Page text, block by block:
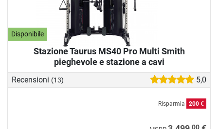
Disponibile
Stazione Taurus MS40 Pro Multi Smith
pieghevole e stazione a cavi
Recensioni (13) 5,0
Risparmia 200 €
00